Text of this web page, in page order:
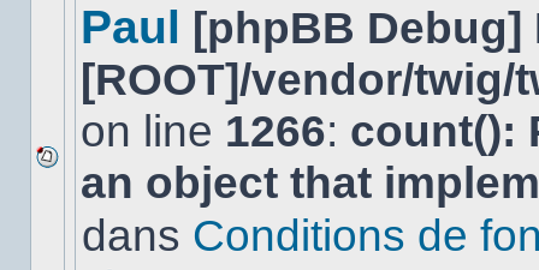
Aucun
nouveau
message
non-
Paul [phpBB Debug]
[ROOT]/vendor/
on line 1266: count():
an object that
dans Conditions de